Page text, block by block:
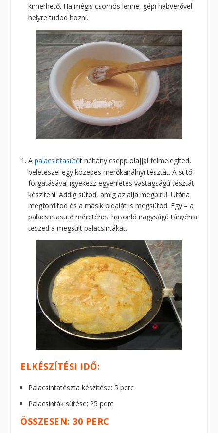
kimerhető. Ha mégis csomós lenne, gépi habverővel
helyre tudod hozni.
Apalacsintasütőt néhány csepp olajjal felmelegíted,
beleteszel egy közepes merőkanálnyi tésztát. A sütő
forgatásával igyekezz egyenletes vastagságú tésztát
készíteni. Addig sütöd, amig az alja megpirul. Utána
megfordítod és a másik oldalát is megsütöd. Egy – a
palacsintasütő méretéhez hasonló nagyságú tányérra
teszed a megsült palacsintákat.
ELKÉSZÍTÉSI IDŐ:
Palacsintatészta készítése: 5 perc
Palacsinták sütése: 25 perc
ÖSSZESEN: 30 PERC